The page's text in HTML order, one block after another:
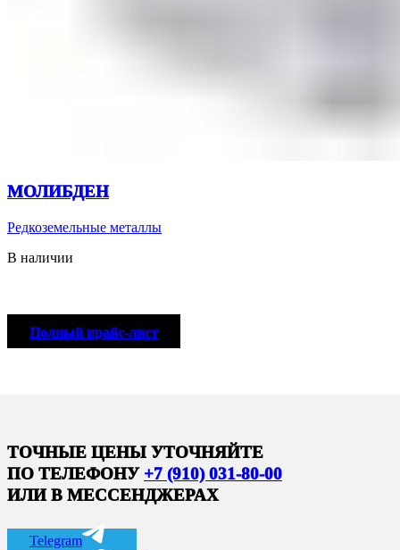
МОЛИБДЕН
Редкоземельные металлы
В наличии
Полный прайс-лист
ТОЧНЫЕ ЦЕНЫ УТОЧНЯЙТЕ
ПО ТЕЛЕФОНУ +7 (910) 031-80-00
ИЛИ В МЕССЕНДЖЕРАХ
Telegram